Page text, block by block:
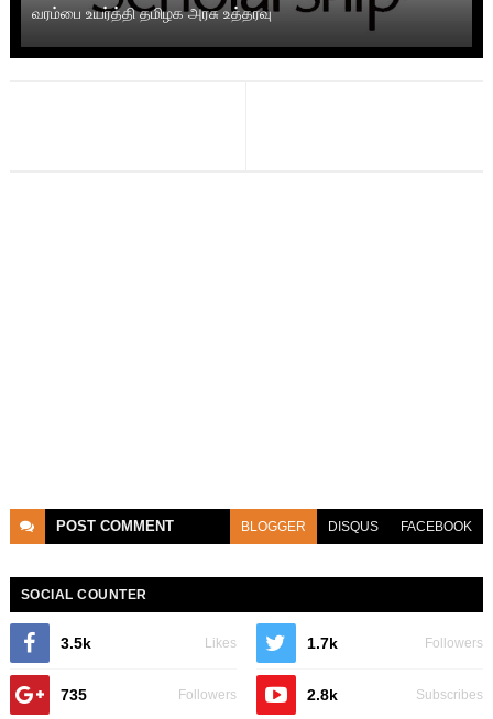
வரம்பை உயர்த்தி தமிழக அரசு உத்தரவு
POST COMMENT BLOGGER DISQUS FACEBOOK
SOCIAL COUNTER
3.5k Likes 1.7k Followers
735 Followers 2.8k Subscribes